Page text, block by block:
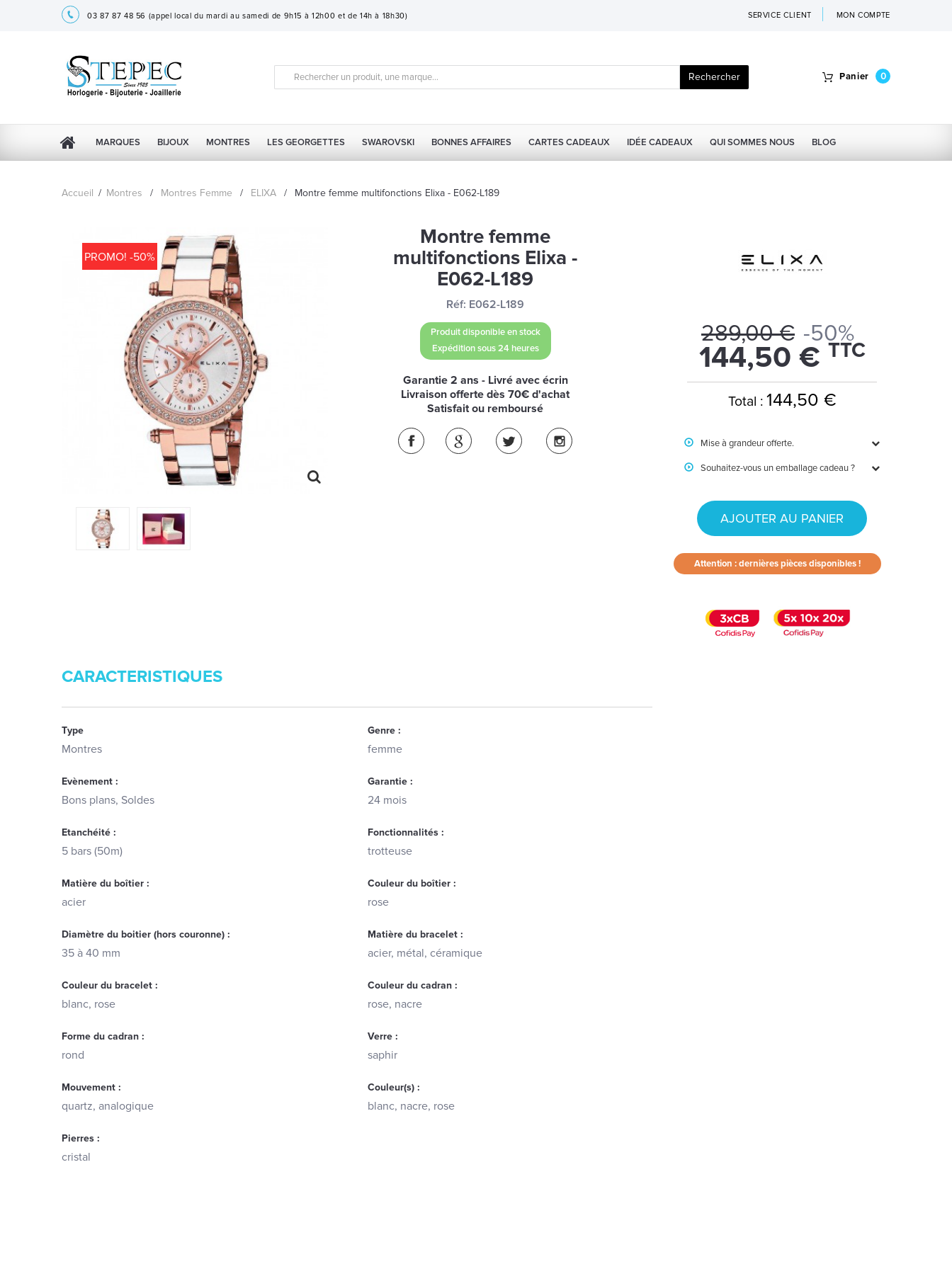
03 87 87 48 56 (appel local du mardi au samedi de 9h15 à 12h00 et de 14h à 18h30) SERVICE CLIENT MON COMPTE
Rechercher Panier 0
MARQUES BIJOUX MONTRES LES GEORGETTES SWAROVSKI BONNES AFFAIRES CARTES CADEAUX IDÉE CADEAUX QUI SOMMES NOUS BLOG
Accueil / Montres / Montres Femme / ELIXA / Montre femme multifonctions Elixa - E062-L189
PROMO! -50%
Montre femme
multifonctions Elixa -
E062-L189
Réf: E062-L189
Produit disponible en stock
Expédition sous 24 heures
Garantie 2 ans - Livré avec écrin
Livraison offerte dès 70€ d'achat
Satisfait ou remboursé
289,00 € -50%
144,50 € TTC
Total : 144,50 €
Mise à grandeur offerte.
Souhaitez-vous un emballage cadeau ?
AJOUTER AU PANIER
Attention : dernières pièces disponibles !
CARACTERISTIQUES
Type
Montres
Genre :
femme
Evènement :
Bons plans, Soldes
Garantie :
24 mois
Etanchéité :
5 bars (50m)
Fonctionnalités :
trotteuse
Matière du boîtier :
acier
Couleur du boîtier :
rose
Diamètre du boitier (hors couronne) :
35 à 40 mm
Matière du bracelet :
acier, métal, céramique
Couleur du bracelet :
blanc, rose
Couleur du cadran :
rose, nacre
Forme du cadran :
rond
Verre :
saphir
Mouvement :
quartz, analogique
Couleur(s) :
blanc, nacre, rose
Pierres :
cristal